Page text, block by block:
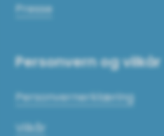
Presse
Personvern og vilkår
Personvernerklæring
Vilkår